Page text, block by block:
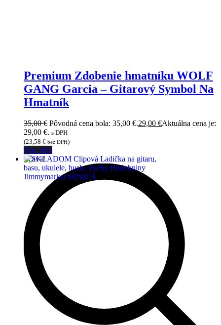
Premium Zdobenie hmatníku WOLF
GANG Garcia – Gitarový Symbol Na
Hmatník
35,00€ Pôvodná cena bola: 35,00 €.29,00 €Aktuálna cena je:
29,00 €. s DPH
(23,58 € bez DPH)
Viac info
Zľava!